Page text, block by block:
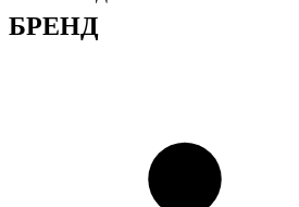
БРЕНД